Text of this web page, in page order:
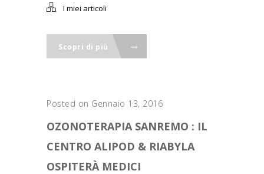
I miei articoli
Scopri di più
Posted on Gennaio 13, 2016
OZONOTERAPIA SANREMO : IL
CENTRO ALIPOD & RIABYLA
OSPITERÀ MEDICI